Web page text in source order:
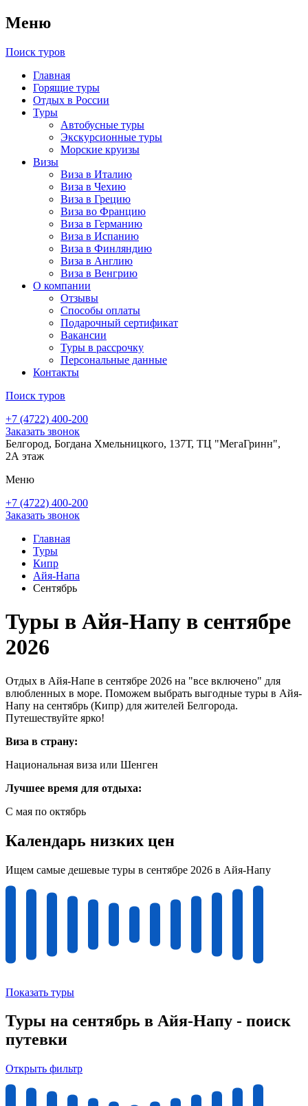
Меню
Поиск туров
Главная
Горящие туры
Отдых в России
Туры
Автобусные туры
Экскурсионные туры
Морские круизы
Визы
Виза в Италию
Виза в Чехию
Виза в Грецию
Виза во Францию
Виза в Германию
Виза в Испанию
Виза в Финляндию
Виза в Англию
Виза в Венгрию
О компании
Отзывы
Способы оплаты
Подарочный сертификат
Вакансии
Туры в рассрочку
Персональные данные
Контакты
Поиск туров
+7 (4722) 400-200
Заказать звонок
Белгород, Богдана Хмельницкого, 137Т, ТЦ "МегаГринн",
2А этаж
Меню
+7 (4722) 400-200
Заказать звонок
Главная
Туры
Кипр
Айя-Напа
Сентябрь
Туры в Айя-Напу в сентябре
2026
Отдых в Айя-Напе в сентябре 2026 на "все включено" для
влюбленных в море. Поможем выбрать выгодные туры в Айя-
Напу на сентябрь (Кипр) для жителей Белгорода.
Путешествуйте ярко!
Виза в страну:
Национальная виза или Шенген
Лучшее время для отдыха:
С мая по октябрь
Календарь низких цен
Ищем самые дешевые туры в сентябре 2026 в Айя-Напу
Показать туры
Туры на сентябрь в Айя-Напу - поиск
путевки
Открыть фильтр